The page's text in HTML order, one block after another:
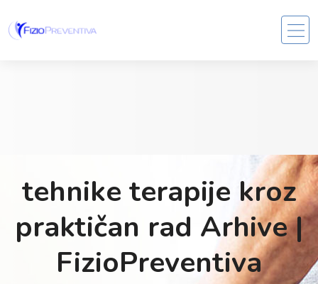
tehnike terapije kroz
praktičan rad Arhive |
FizioPreventiva